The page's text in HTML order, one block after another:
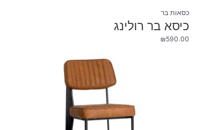
כסאות בר
כיסא בר רולינג
₪590.00